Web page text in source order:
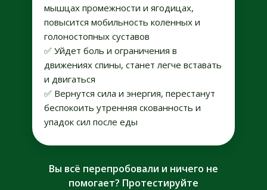
мышцах промежности и ягодицах,
повысится мобильность коленных и
голоностопных суставов
✅ Уйдет боль и ограничения в
движениях спины, станет легче вставать
и двигаться
✅ Вернутся сила и энергия, перестанут
беспокоить утренняя скованность и
упадок сил после еды
Вы всё перепробовали и ничего не
помогает? Протестируйте